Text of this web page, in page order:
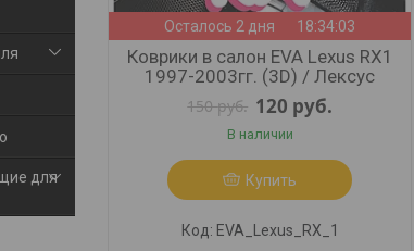
Осталось 2 дня 18:34:02
Коврики в салон EVA Lexus RX1
1997-2003гг. (3D) / Лексус
150руб. 120 руб.
В наличии
Купить
EVA_Lexus_RX_1
для